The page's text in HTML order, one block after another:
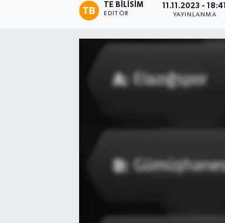
TE BILISIM
EDITÖR
11.11.2023 - 18:41
YAYINLANMA